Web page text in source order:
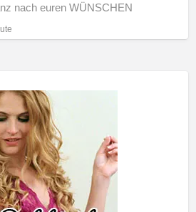
nach euren WÜNSCHEN